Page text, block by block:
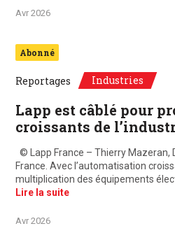
Avr 2026
Abonné
Reportages Industries
Lapp est câblé pour
croissants de
© Lapp France – Thierry Mazeran,
France. Avec l’automatisation
multiplication des équipements
Lire la suite
Avr 2026